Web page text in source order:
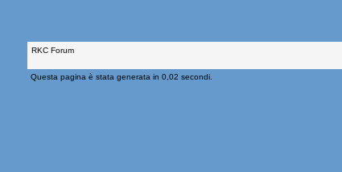
RKC Forum
Questa pagina è stata generata in 0,02 secondi.